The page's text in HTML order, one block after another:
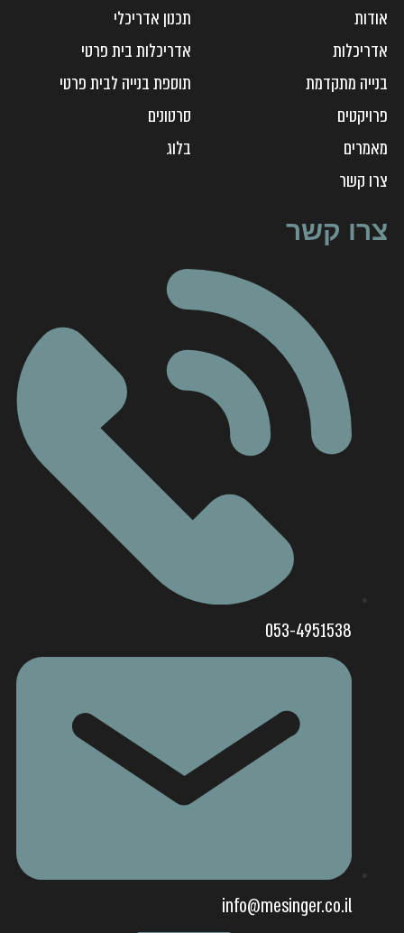
אודות
אדריכלות
בנייה מתקדמת
פרויקטים
מאמרים
רו קשר
תכנון אדריכלי
אדריכלות בית פרטי
תוספת בנייה לבית פרטי
סרטונים
בלוג
צרו קשר
053-4951538
info@mesinger.co.il